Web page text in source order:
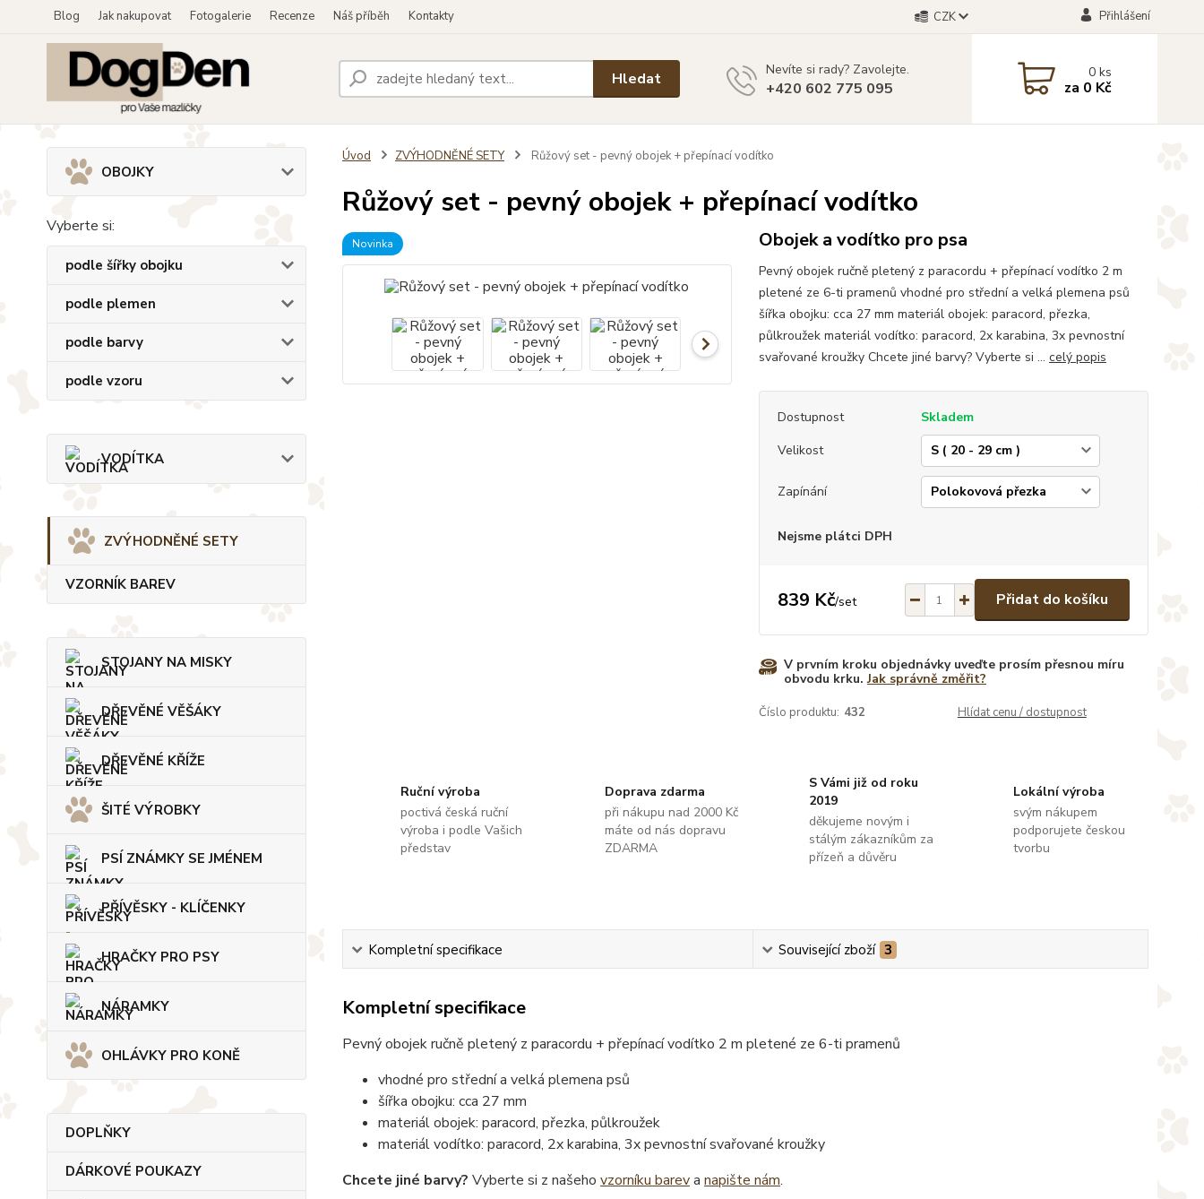
Blog Jak nakupovat Fotogalerie Recenze Náš příběh Kontakty CZK Přihlášení
Hledat Nevíte si rady? Zavolejte.
+420 602 775 095
0ks
za 0 Kč
OBOJKY
Vyberte si:
podle šířky obojku
podle plemen
podle barvy
podle vzoru
VODÍTKA
ZVÝHODNĚNÉ SETY
VZORNÍK BAREV
STOJANY NA MISKY
DŘEVĚNÉ VĚŠÁKY
DŘEVĚNÉ KŘÍŽE
ŠITÉ VÝROBKY
PSÍ ZNÁMKY SE JMÉNEM
PŘÍVĚSKY - KLÍČENKY
HRAČKY PRO PSY
NÁRAMKY
OHLÁVKY PRO KONĚ
DOPLŇKY
DÁRKOVÉ POUKAZY
Úvod ZVÝHODNĚNÉ SETY Růžový set - pevný obojek + přepínací vodítko
Růžový set - pevný obojek + přepínací vodítko
Novinka Obojek a vodítko pro psa
Pevný obojek ručně pletený z paracordu + přepínací vodítko 2 m
pletené ze 6-ti pramenů vhodné pro střední a velká plemena psů
šířka obojku: cca 27 mm materiál obojek: paracord, přezka,
půlkroužek materiál vodítko: paracord, 2x karabina, 3x pevnostní
svařované kroužky Chcete jiné barvy? Vyberte si ... celý popis
Dostupnost
Skladem
Velikost
Zapínání
Nejsme plátci DPH
839 Kč/set Přidat do košíku
V prvním kroku objednávky uveďte prosím přesnou míru
obvodu krku.Jak správně změřit?
Číslo produktu: 432 Hlídat cenu / dostupnost
Ruční výroba
poctivá česká ruční
výroba i podle Vašich
představ
Doprava zdarma
při nákupu nad 2000 Kč
máte od nás dopravu
ZDARMA
S Vámi již od roku
2019
děkujeme novým i
stálým zákazníkům za
přízeň a důvěru
Lokální výroba
svým nákupem
podporujete českou
tvorbu
Kompletní specifikace Související zboží 3
Kompletní specifikace
Pevný obojek ručně pletený z paracordu + přepínací vodítko 2 m pletené ze 6-ti pramenů
vhodné pro střední a velká plemena psů
šířka obojku: cca 27 mm
materiál obojek: paracord, přezka, půlkroužek
materiál vodítko: paracord, 2x karabina, 3x pevnostní svařované kroužky
Chcete jiné barvy? Vyberte si z našeho vzorníku bareva napište nám.